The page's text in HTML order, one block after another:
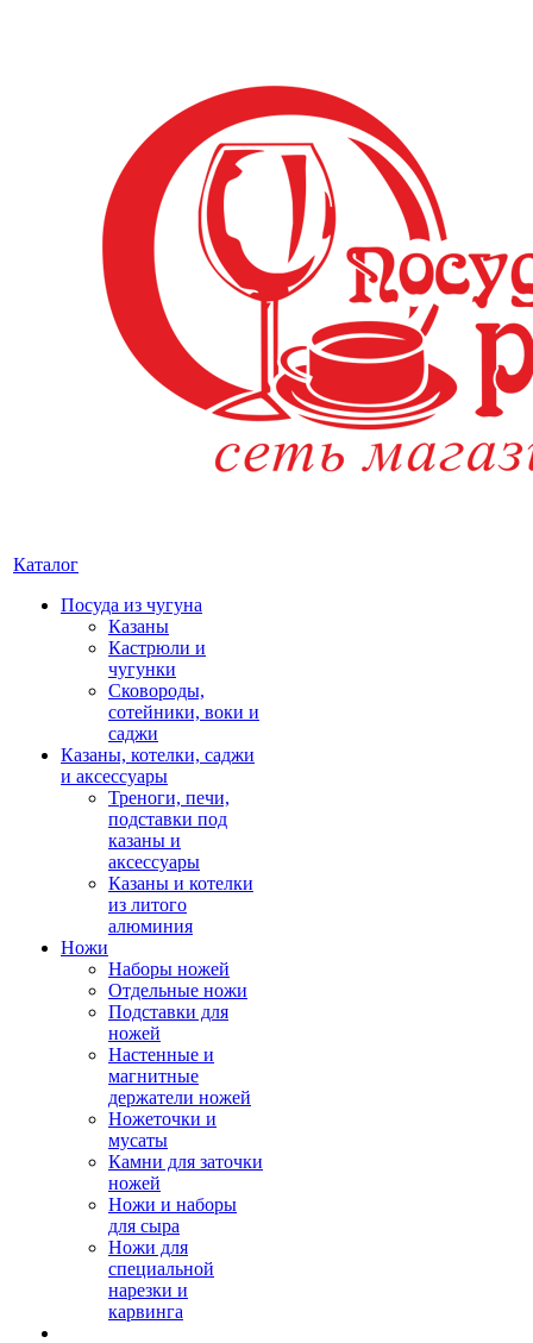
Каталог
Посуда из чугуна
Казаны
Кастрюли и
чугунки
Сковороды,
сотейники, воки и
саджи
Казаны, котелки, саджи
и аксессуары
Треноги, печи,
подставки под
казаны и
аксессуары
Казаны и котелки
из литого
алюминия
Ножи
Наборы ножей
Отдельные ножи
Подставки для
ножей
Настенные и
магнитные
держатели ножей
Ножеточки и
мусаты
Камни для заточки
ножей
Ножи и наборы
для сыра
Ножи для
специальной
нарезки и
карвинга